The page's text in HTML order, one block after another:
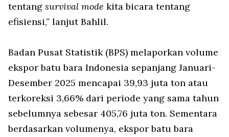
tentang survival mode kita bicara tentang
efisiensi,” lanjut Bahlil.
Badan Pusat Statistik (BPS) melaporkan volume
ekspor batu bara Indonesia sepanjang Januari-
Desember 2025 mencapai 39,93 juta ton atau
terkoreksi 3,66% dari periode yang sama tahun
sebelumnya sebesar 405,76 juta ton. Sementara
berdasarkan volumenya, ekspor batu bara